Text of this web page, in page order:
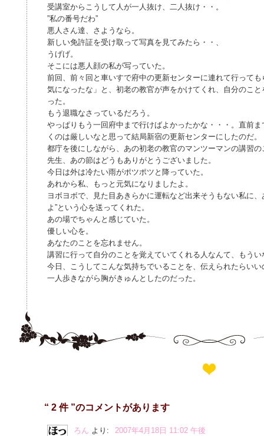
受講室からこうして人が一人抜け、二人抜け・・。
”私の番号だわ”
悪人さん達、さようなら。
新しい免許証を受け取って写真を見てみたら・・、
うげげ。
そこには悪人顔の私が写っていた。
前回、前々回と車いすで府中の更新センターに連れて行って
気になったな」と、初老の教官が声をかけてくれ、自分のこ
った。
もう退職なさっているだろう。
やっぱりもう一回府中まで行けばよかったかな・・・。直前
くのは厳しいなと思って結局新宿の更新センターにしたのだ。
都庁を後にしながら、あの初老の教官のマンツーマンの講習
先生、あの節はどうもありがとうございました。
今日は外は冷たい雨がポツポツと降っていた。
あれから私、もっと元気になりましたよ。
ヨボヨボで、見た目あきらかに運転など出来そうもない私に
よ”という心を送ってくれた。
あの場でちゃんと感じていた。
優しい心を。
あなたのことを忘れません。
講習に行って自分のことを覚えていてくれる人なんて、もうい
今日、こうしてこんな気持ちでいることを、伝えられたらい
一人歩きながら胸がきゅんとしたのだった。
“ 2 件 ”のコメントがあります
ろん より: 2007年4月18日 11:02 午後